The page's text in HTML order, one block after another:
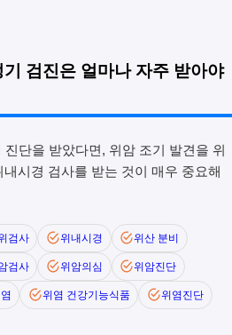
검진은 얼마나 자주 받아야
단을 받았다면, 위암 조기 발견을 위
시경 검사를 받는 것이 매우 중요해
검사 위내시경
위산 분비
검사 위암의심
위암진단
위염 건강기능식품
위염진단